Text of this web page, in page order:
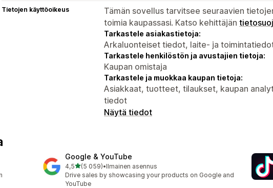
Tietojen käyttöoikeus
Tämän sovellus tarvitsee seuraavien
toimia kaupassasi. Katso kehittäjän
Tarkastele asiakastietoja:
Arkaluonteiset tiedot, laite- ja
Tarkastele henkilöstön ja avustajien tietoja:
Kaupan omistaja
Tarkastele ja muokkaa kaupan tietoja:
Asiakkaat, tuotteet, tilaukset, kaupan
tiedot
Näytä tiedot
Google & YouTube
4,5/ 5 tähteä
(5 059)
5059 arvostelua yhteensä
•Ilmainen asennus
Drive sales by showcasing your products on Google and
YouTube